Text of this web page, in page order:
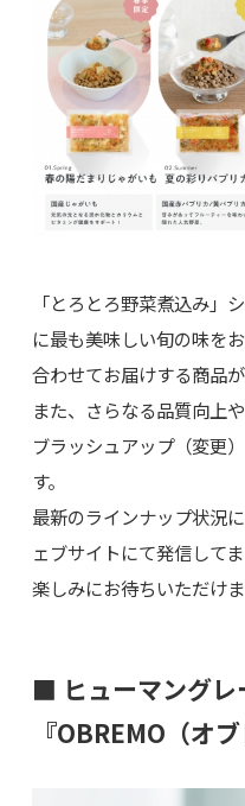
「とろとろ野菜煮込み」
に最も美味しい旬の味を
合わせてお届けする商品が
また、さらなる品質向上
ブラッシュアップ（変更
す。
最新のラインナップ状況
ェブサイトにて発信して
楽しみにお待ちいただけま
■ ヒューマングレ
『OBREMO（オブ